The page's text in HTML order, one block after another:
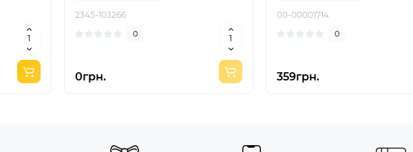
2345-103266
0
0грн.
00-00001714
0
359грн.